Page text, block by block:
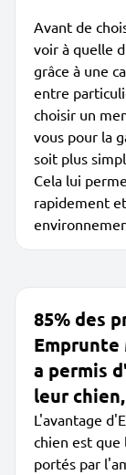
Avant de
voir à quelle
grâce à une
entre
choisir un
vous pour la
soit plus
Cela lui
rapidement
85% des
Emprunte
a permis
leur
L'avantage
chien est que
portés par